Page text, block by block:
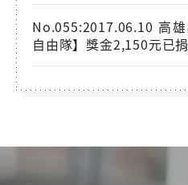
No.055:2017.06.10 高
自由隊】獎金2,150元已